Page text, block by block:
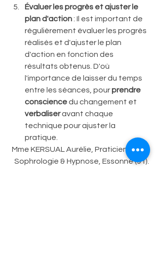
Évaluer les progrès et ajuster le
plan d'action : Il est important de
régulièrement évaluer les progrès
réalisés et d'ajuster le plan
d'action en fonction des
résultats obtenus. D'où
l'importance de laisser du temps
entre les séances, pour prendre
conscience du changement et
verbaliser avant chaque
technique pour ajuster la
pratique.
Mme KERSUAL Aurélie, Praticienne en
Sophrologie & Hypnose, Essonne (91).